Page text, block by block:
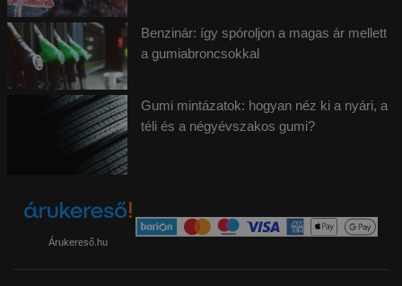
Benzinár: így spóroljon a magas ár mellett
a gumiabroncsokkal
Gumi mintázatok: hogyan néz ki a nyári, a
téli és a négyévszakos gumi?
Árukereső.hu